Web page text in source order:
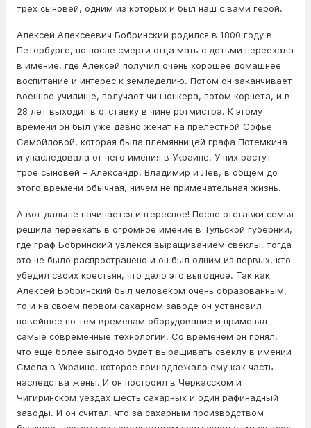
трех сыновей, одним из которых и был наш с вами герой.
Алексей Алексеевич Бобринский родился в 1800 году в
Петербурге, но после смерти отца мать с детьми переехала
в имение, где Алексей получил очень хорошее домашнее
воспитание и интерес к земледелию. Потом он заканчивает
военное училище, получает чин юнкера, потом корнета, и в
28 лет выходит в отставку в чине ротмистра. К этому
времени он был уже давно женат на прелестной Софье
Самойловой, которая была племянницей графа Потемкина
и унаследовала от него имения в Украине. У них растут
трое сыновей – Александр, Владимир и Лев, в общем до
этого времени обычная, ничем не примечательная жизнь.
А вот дальше начинается интересное! После отставки семья
решила переехать в огромное имение в Тульской губернии,
где граф Бобринский увлекся выращиванием свеклы, тогда
это не было распространено и он был одним из первых, кто
убедил своих крестьян, что дело это выгодное. Так как
Алексей Бобринский был человеком очень образованным,
то и на своем первом сахарном заводе он установил
новейшее по тем временам оборудование и применял
самые современные технологии. Со временем он понял,
что еще более выгодно будет выращивать свеклу в имении
Смела в Украине, которое принадлежало ему как часть
наследства жены. И он построил в Черкасском и
Чигиринском уездах шесть сахарных и один рафинадный
заводы. И он считал, что за сахарным производством